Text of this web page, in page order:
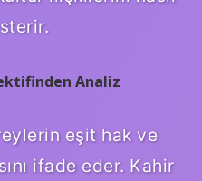
Analiz
eşit hak ve
ifade eder. Kahir